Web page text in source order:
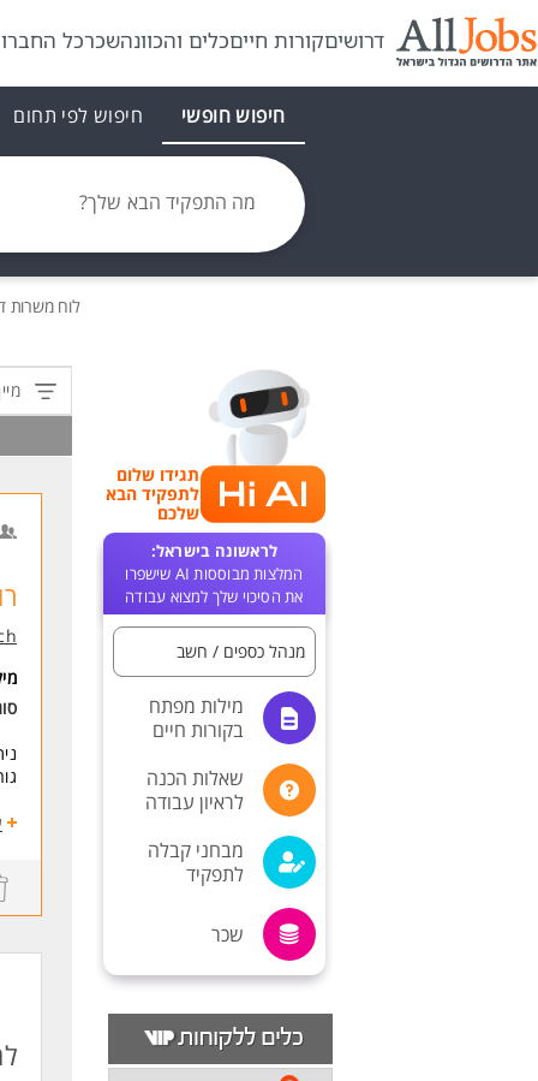
דרושיםקורות חייםכלים והכוונהשכרכל
חיפוש חופשי חיפוש לפי תחום
מה התפקיד הבא שלך?
לוח משרות
תגידו שלום
לתפקיד הבא
שלכם
לראשונה בישראל:
המלצות מבוססות AI שישפרו
את הסיכוי שלך למצוא עבודה
מנהל כספים / חשב
מילות מפתח
בקורות חיים
שאלות הכנה
לראיון עבודה
מבחני קבלה
לתפקיד
שכר